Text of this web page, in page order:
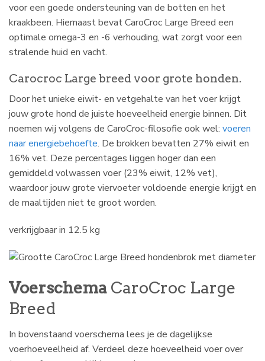
voor een goede ondersteuning van de botten en het
kraakbeen. Hiernaast bevat CaroCroc Large Breed een
optimale omega-3 en -6 verhouding, wat zorgt voor een
stralende huid en vacht.
Carocroc Large breed voor grote honden.
Door het unieke eiwit- en vetgehalte van het voer krijgt
jouw grote hond de juiste hoeveelheid energie binnen. Dit
noemen wij volgens de CaroCroc-filosofie ook wel: voeren
naar energiebehoefte. De brokken bevatten 27% eiwit en
16% vet. Deze percentages liggen hoger dan een
gemiddeld volwassen voer (23% eiwit, 12% vet),
waardoor jouw grote viervoeter voldoende energie krijgt en
de maaltijden niet te groot worden.
verkrijgbaar in 12.5 kg
Voerschema CaroCroc Large
Breed
In bovenstaand voerschema lees je de dagelijkse
voerhoeveelheid af. Verdeel deze hoeveelheid voer over